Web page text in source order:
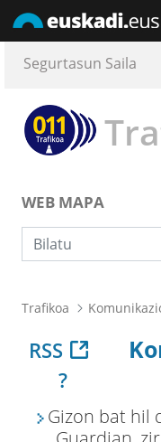
Segurtasun Saila
WEB MAPA
Bilaketa
Trafikoa
RSS
?
Gizon bat hil